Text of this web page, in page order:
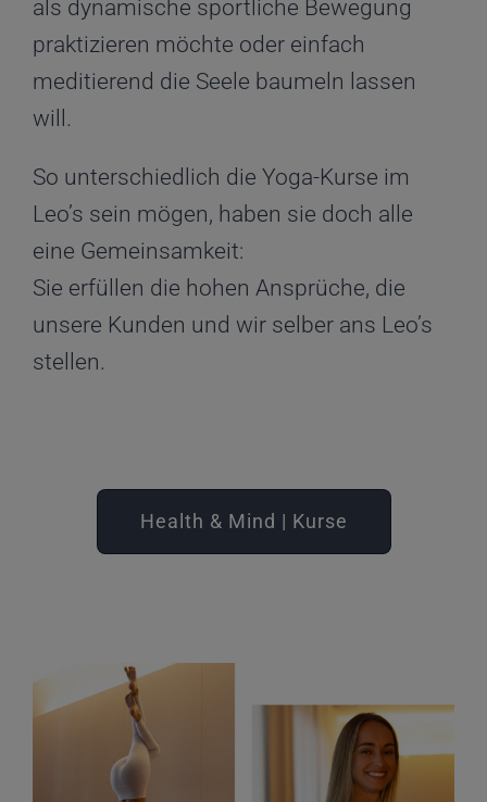
als dynamische sportliche Bewegung
praktizieren möchte oder einfach
meditierend die Seele baumeln lassen
will.
So unterschiedlich die Yoga-Kurse im
Leo’s sein mögen, haben sie doch alle
eine Gemeinsamkeit:
Sie erfüllen die hohen Ansprüche, die
unsere Kunden und wir selber ans Leo’s
stellen.
Health & Mind | Kurse